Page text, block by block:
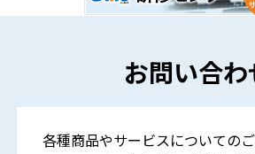
お問い合わ
各種商品やサービスについての